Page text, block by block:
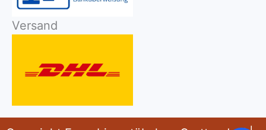
Versand